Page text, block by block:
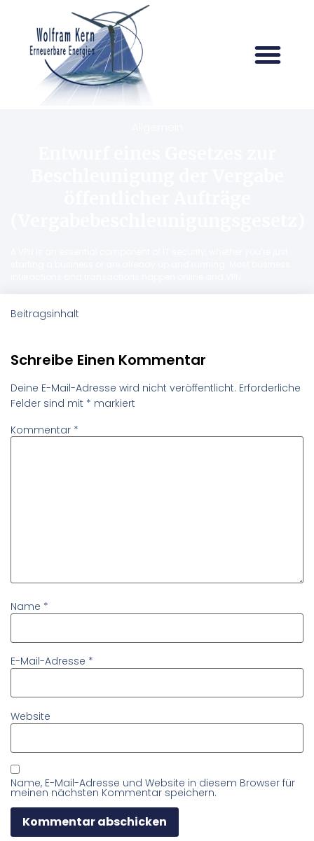
Beitragsinhalt
Schreibe Einen Kommentar
Deine E-Mail-Adresse wird nicht veröffentlicht. Erforderliche
Felder sind mit * markiert
Kommentar *
Name *
E-Mail-Adresse *
Website
Name, E-Mail-Adresse und Website in diesem Browser für
meinen nächsten Kommentar speichern.